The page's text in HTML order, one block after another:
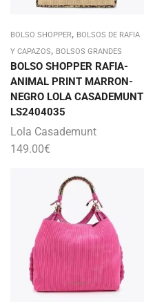
BOLSO SHOPPER, BOLSOS DE RAFIA
Y CAPAZOS, BOLSOS GRANDES
BOLSO SHOPPER RAFIA-
ANIMAL PRINT MARRON-
NEGRO LOLA CASADEMUNT
LS2404035
Lola Casademunt
149.00€